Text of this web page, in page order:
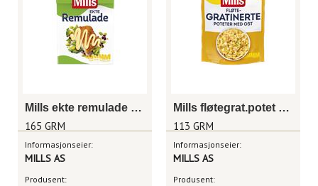
Mills ekte remulade - sjaktel 165g
165 GRM
Informasjonseier:
MILLS AS
Produsent:
Mills fløtegrat.potet m/ost
113 GRM
Informasjonseier:
MILLS AS
Produsent: